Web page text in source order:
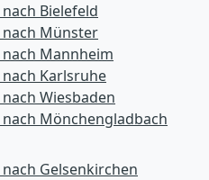
Bielefeld
Münster
Mannheim
Karlsruhe
Wiesbaden
Mönchen­gladbach
Gelsenkirchen